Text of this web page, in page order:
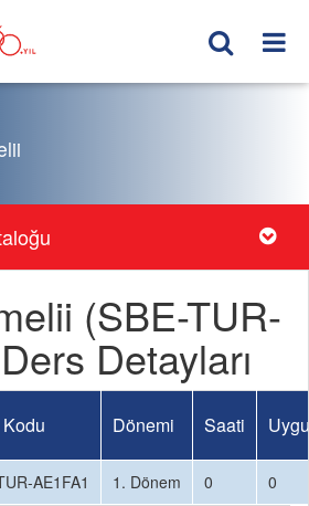
(SBE-TUR-
Detayları
Dönemi Saati
AE1FA1 1. Dönem 0 0